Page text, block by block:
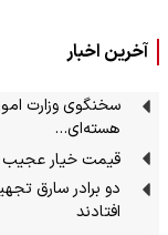
آخرین اخبار
سخنگوی وزارت
هسته‌ای…
قیمت خیار
دو برادر سارق
افتادند